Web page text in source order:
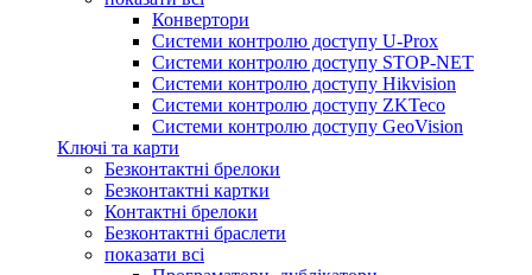
Конвертори
Системи контролю доступу U-Prox
Системи контролю доступу STOP-NET
Системи контролю доступу Hikvision
Системи контролю доступу ZKTeco
Системи контролю доступу GeoVision
Ключі та карти
Безконтактні брелоки
Безконтактні картки
Контактні брелоки
Безконтактні браслети
показати всі